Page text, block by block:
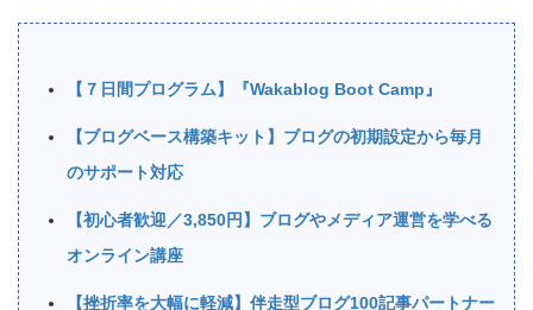
【７日間プログラム】『Wakablog Boot Camp』
【ブログベース構築キット】ブログの初期設定から毎月
のサポート対応
【初心者歓迎／3,850円】ブログやメディア運営を学べる
オンライン講座
【挫折率を大幅に軽減】伴走型ブログ100記事パートナー